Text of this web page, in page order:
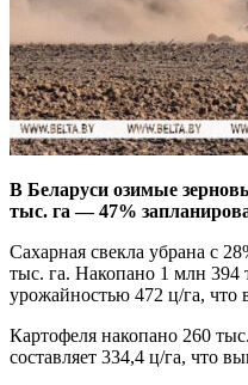
В Беларуси озимые
тыс. га — 47%
Сахарная свекла убрана с
тыс. га. Накопано 1 млн 394
урожайностью 472 ц/га,
Картофеля накопано 260
составляет 334,4 ц/га, что